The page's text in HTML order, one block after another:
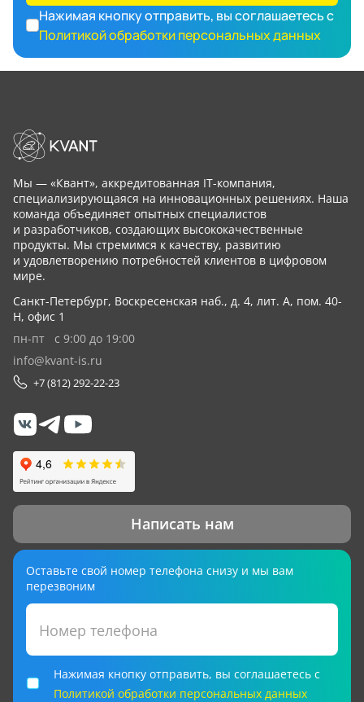
Нажимая кнопку отправить, вы соглашаетесь с
Политикой обработки персональных данных
Мы — «Квант», аккредитованная IT-компания,
специализирующаяся на инновационных решениях. Наша
команда объединяет опытных специалистов
и разработчиков, создающих высококачественные
продукты. Мы стремимся к качеству, развитию
и удовлетворению потребностей клиентов в цифровом
мире.
Оставьте свой номер телефона снизу и мы вам
перезвоним
Номер телефона
Нажимая кнопку отправить, вы соглашаетесь с
Политикой обработки персональных данных
+7 (812) 292-22-23
Санкт-Петербург, Воскресенская наб., д. 4, лит. А, пом. 40-
Н, офис 1
пн-пт с 9:00 до 19:00
info@kvant-is.ru
Написать нам